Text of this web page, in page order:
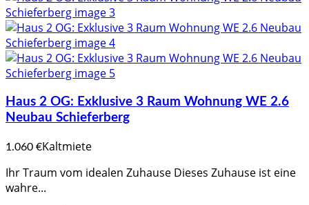
Haus 2 OG: Exklusive 3 Raum Wohnung WE 2.6
Neubau Schieferberg
1.060 €Kaltmiete
Ihr Traum vom idealen Zuhause Dieses Zuhause ist eine
wahre...